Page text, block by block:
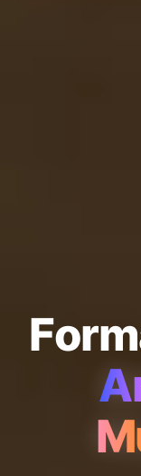
Form
A
M